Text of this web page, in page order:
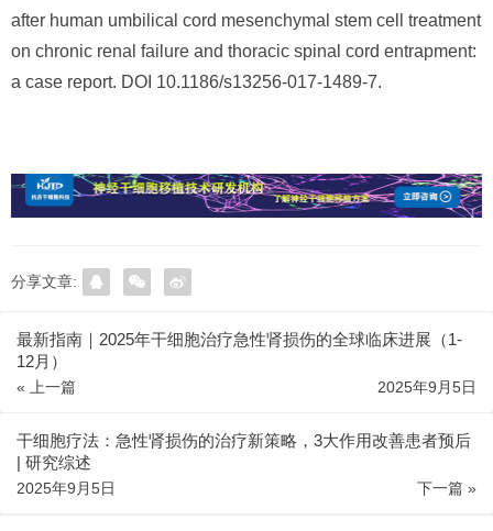
after human umbilical cord mesenchymal stem cell treatment
on chronic renal failure and thoracic spinal cord entrapment:
a case report. DOI 10.1186/s13256-017-1489-7.
分享文章:
最新指南｜2025年干细胞治疗急性肾损伤的全球临床进展（1-
12月）
« 上一篇 2025年9月5日
干细胞疗法：急性肾损伤的治疗新策略，3大作用改善患者预后
| 研究综述
下一篇 »
2025年9月5日